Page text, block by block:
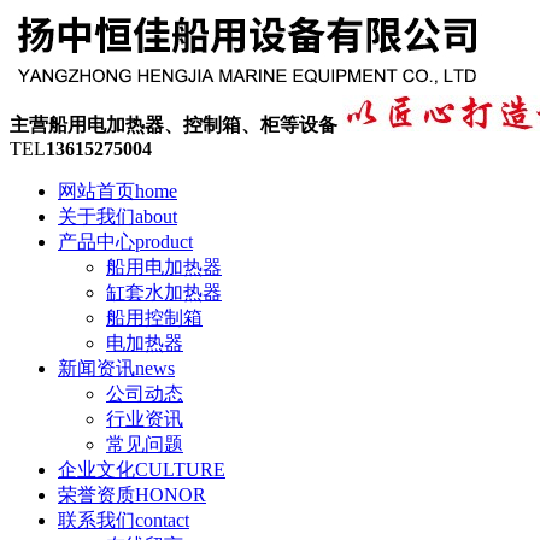
主营船用电加热器、控制箱、柜等设备
TEL13615275004
网站首页home
关于我们about
产品中心product
船用电加热器
缸套水加热器
船用控制箱
电加热器
新闻资讯news
公司动态
行业资讯
常见问题
企业文化CULTURE
荣誉资质HONOR
联系我们contact